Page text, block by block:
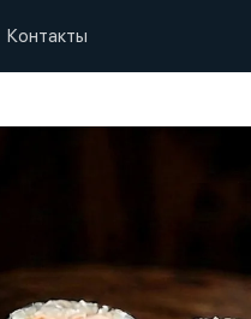
Контакты